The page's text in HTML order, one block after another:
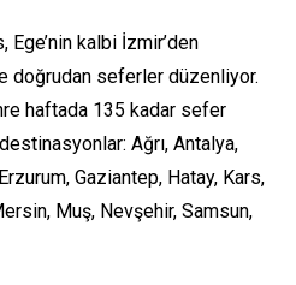
Ege’nin kalbi İzmir’den
doğrudan seferler düzenliyor.
haftada 135 kadar sefer
Ağrı, Antalya,
Gaziantep, Hatay, Kars,
Muş, Nevşehir, Samsun,